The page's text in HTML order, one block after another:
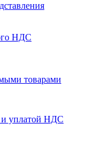
НДС
товарами
и уплатой НДС